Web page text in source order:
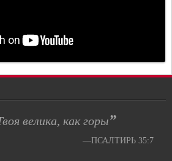
велика, как горы”
—ПСАЛТИРЬ 35:7